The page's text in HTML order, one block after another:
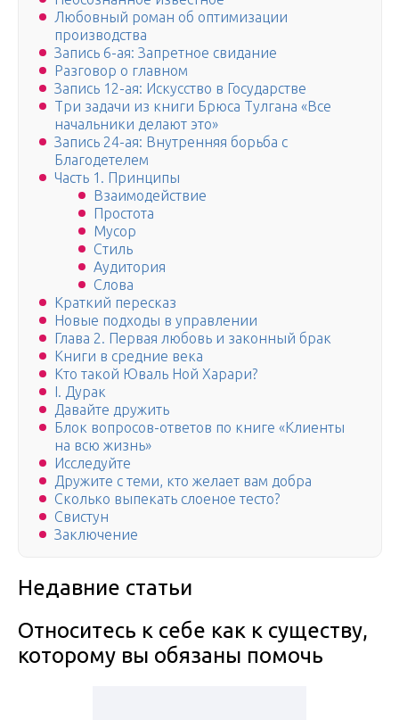
Любовный роман об оптимизации
производства
Запись 6-ая: Запретное свидание
Разговор о главном
Запись 12-ая: Искусство в Государстве
Три задачи из книги Брюса Тулгана «Все
начальники делают это»
Запись 24-ая: Внутренняя борьба с
Благодетелем
Часть 1. Принципы
Взаимодействие
Простота
Мусор
Стиль
Аудитория
Слова
Краткий пересказ
Новые подходы в управлении
Глава 2. Первая любовь и законный брак
Книги в средние века
Кто такой Юваль Ной Харари?
I. Дурак
Давайте дружить
Блок вопросов-ответов по книге «Клиенты
на всю жизнь»
Исследуйте
Дружите с теми, кто желает вам добра
Сколько выпекать слоеное тесто?
Свистун
Заключение
Недавние статьи
Относитесь к себе как к существу,
которому вы обязаны помочь